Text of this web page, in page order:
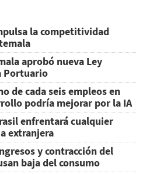
la competitividad
aprobó nueva Ley
Portuario
de cada seis empleos en
podría mejorar por la IA
enfrentará cualquier
extranjera
y contracción del
baja del consumo